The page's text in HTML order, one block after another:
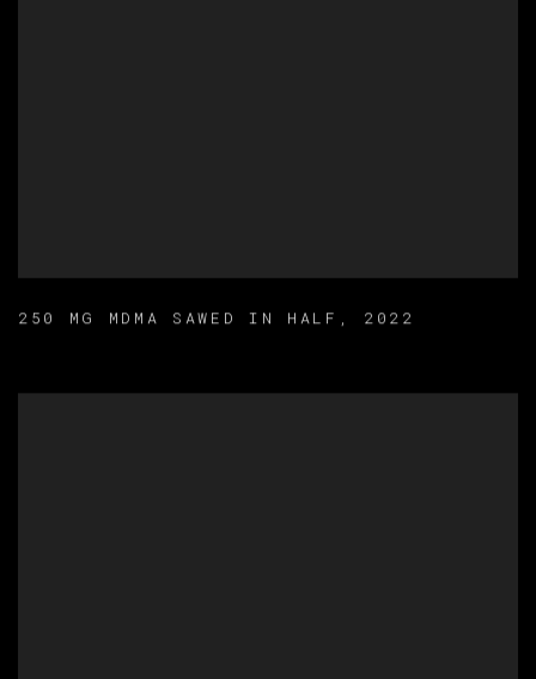
250 MG MDMA SAWED IN HALF , 2022